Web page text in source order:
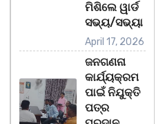
ମିଶିଲେ ୱାର୍ଡ
ସଭ୍ୟ/ସଭ୍ୟା
April 17, 2026
ଜନଗଣନା
କାର୍ଯ୍ୟକ୍ରମ
ପାଇଁ ନିଯୁକ୍ତି
ପତ୍ର